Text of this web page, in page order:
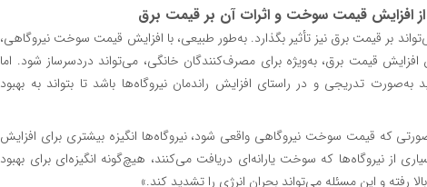
افزایش قیمت سوخت و اثرات آن بر قیمت برق
بر قیمت برق نیز تأثیر بگذارد. به‌طور طبیعی، با افزایش قیمت سوخت نیروگاهی،
قیمت برق، به‌ویژه برای مصرف‌کنندگان خانگی، می‌تواند دردسرساز شود. اما
تدریجی و در راستای افزایش راندمان نیروگاه‌ها باشد تا بتواند به بهبود
که قیمت سوخت نیروگاهی واقعی شود، نیروگاه‌ها انگیزه بیشتری برای افزایش
از نیروگاه‌ها که سوخت یارانه‌ای دریافت می‌کنند، هیچ‌گونه انگیزه‌ای برای بهبود
رفته و این مسئله می‌تواند بحران انرژی را تشدید کند.»